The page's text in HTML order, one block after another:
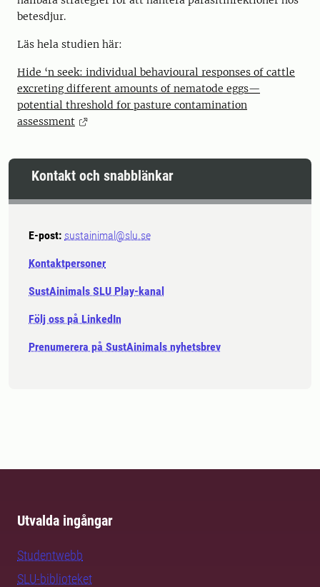
betesdjur.
Läs hela studien här:
Hide ‘n seek: individual behavioural responses of cattle
excreting different amounts of nematode eggs—
potential threshold for pasture contamination
assessment
Kontakt och snabblänkar
E-post: sustainimal@slu.se
Kontaktpersoner
SustAinimals SLU Play-kanal
Följ oss på LinkedIn
Prenumerera på SustAinimals nyhetsbrev
Utvalda ingångar
Studentwebb
SLU-biblioteket